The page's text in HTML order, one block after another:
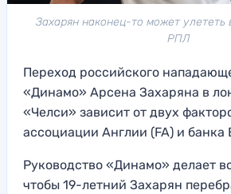
Захарян наконец-то может
РПЛ
Переход российского
«Динамо» Арсена Захаряна в
«Челси» зависит от двух
ассоциации Англии (FA) и банка
Руководство «Динамо» делает
чтобы 19-летний Захарян